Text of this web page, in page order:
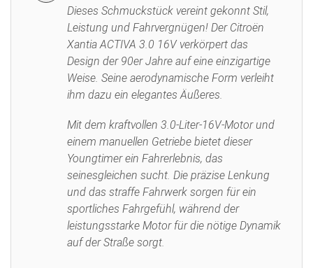
Dieses Schmuckstück vereint gekonnt Stil,
Leistung und Fahrvergnügen! Der Citroën
Xantia ACTIVA 3.0 16V verkörpert das
Design der 90er Jahre auf eine einzigartige
Weise. Seine aerodynamische Form verleiht
ihm dazu ein elegantes Äußeres.
Mit dem kraftvollen 3.0-Liter-16V-Motor und
einem manuellen Getriebe bietet dieser
Youngtimer ein Fahrerlebnis, das
seinesgleichen sucht. Die präzise Lenkung
und das straffe Fahrwerk sorgen für ein
sportliches Fahrgefühl, während der
leistungsstarke Motor für die nötige Dynamik
auf der Straße sorgt.